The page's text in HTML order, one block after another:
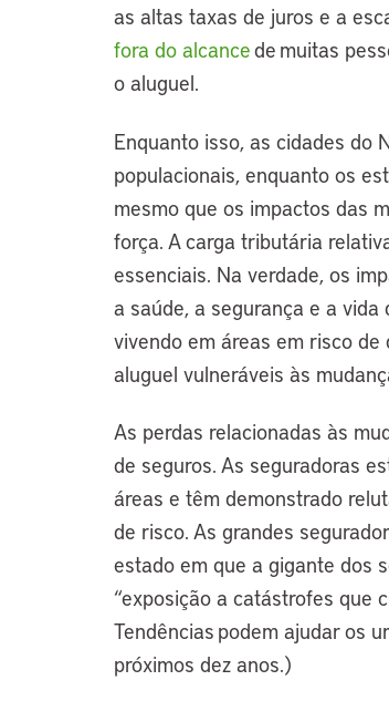
as altas taxas de juros e a
fora do alcancede muitas
o aluguel.
Enquanto isso, as cidades do
populacionais, enquanto os
mesmo que os impactos das
força. A carga tributária
essenciais. Na verdade, os
a saúde, a segurança e a
vivendo em áreas em risco
aluguel vulneráveis às
As perdas relacionadas às
de seguros. As seguradoras
áreas e têm demonstrado
de risco. As grandes
estado em que a gigante dos
“exposição a catástrofes que
Tendências podem ajudar os
próximos dez anos.)